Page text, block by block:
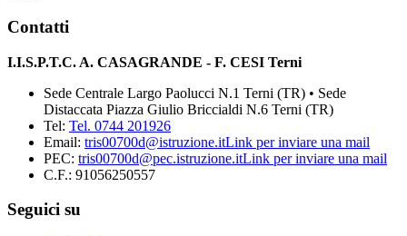
Contatti
I.I.S.P.T.C. A. CASAGRANDE - F. CESI Terni
Sede Centrale Largo Paolucci N.1 Terni (TR) • Sede
Distaccata Piazza Giulio Briccialdi N.6 Terni (TR)
Tel: Tel. 0744 201926
Email: tris00700d@istruzione.itLink per inviare una mail
PEC: tris00700d@pec.istruzione.itLink per inviare una mail
C.F.: 91056250557
Seguici su